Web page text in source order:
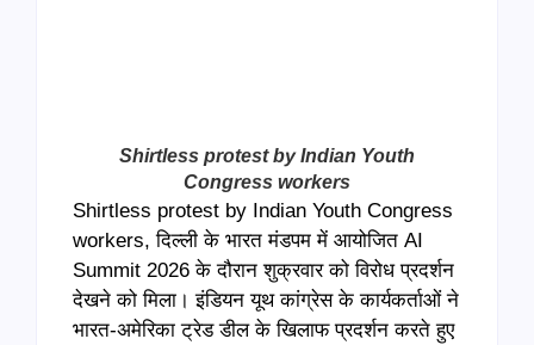
Shirtless protest by Indian Youth
Congress workers
Shirtless protest by Indian Youth Congress
workers, दिल्ली के भारत मंडपम में आयोजित AI
Summit 2026 के दौरान शुक्रवार को विरोध प्रदर्शन
देखने को मिला। इंडियन यूथ कांग्रेस के कार्यकर्ताओं ने
भारत-अमेरिका ट्रेड डील के खिलाफ प्रदर्शन करते हुए